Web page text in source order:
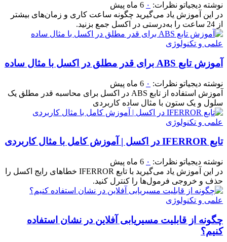
نوشته دیجیاتو نظرات: ۰ 6 ماه پیش
در این آموزش یاد می‌گیرید چگونه ساعت کاری و زمان‌های بیشتر
از 24 ساعت را به‌درستی در اکسل جمع بزنید.
علمی و تکنولوژی
آموزش تابع ABS برای قدر مطلق در اکسل با مثال ساده
نوشته دیجیاتو نظرات: ۰ 6 ماه پیش
آموزش استفاده از تابع ABS در اکسل برای محاسبه قدر مطلق یک
سلول و یک ستون با مثال ساده کاربردی
علمی و تکنولوژی
تابع IFERROR در اکسل | آموزش کامل با مثال کاربردی
نوشته دیجیاتو نظرات: ۰ 6 ماه پیش
در این آموزش یاد می‌گیرید با تابع IFERROR خطاهای رایج اکسل را
حذف و خروجی فرمول‌ها را کنترل کنید.
علمی و تکنولوژی
چگونه از قابلیت مسیریابی آفلاین در نشان استفاده
کنیم؟